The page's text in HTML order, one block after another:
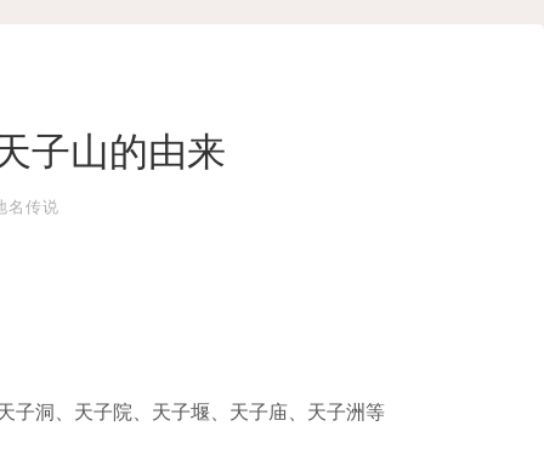
子山的由来
名传说
子洞、天子院、天子堰、天子庙、天子洲等